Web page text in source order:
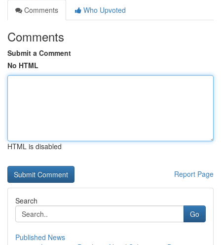
Comments
Who Upvoted
Comments
Submit a Comment
No HTML
HTML is disabled
Report Page
Search
Go
Published News